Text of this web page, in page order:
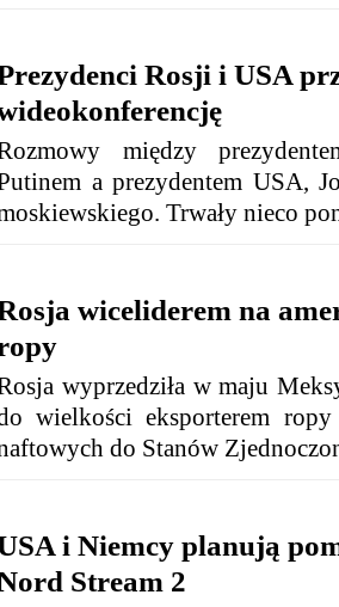
Rosji i USA
między
a prezydentem USA,
Trwały nieco
wiceliderem na
wyprzedziła w maju
wielkości eksporterem
do Stanów
i Niemcy planują
Stream 2